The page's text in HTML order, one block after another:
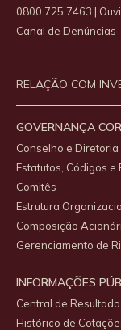
0800 725 7463 |
Canal de Denúncias
RELAÇÃO COM
GOVERNANÇA
Conselho e Diretoria
Estatutos, Códigos e
Comitês
Estrutura
Composição
Gerenciamento de
INFORMAÇÕES
Central de
Histórico de